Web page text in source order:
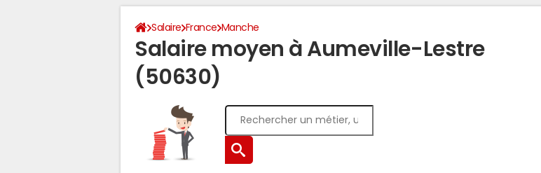
Salaire France Manche
Salaire moyen à Aumeville-Lestre
(50630)